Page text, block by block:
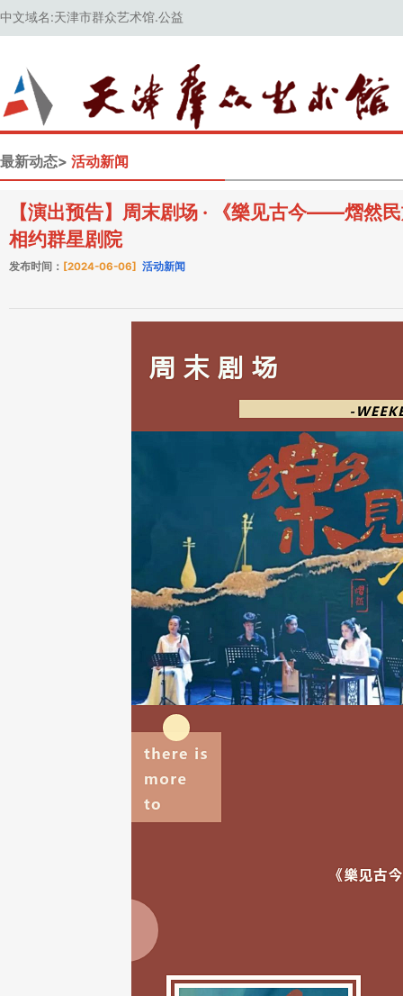
中文域名:天津市群众艺术馆.公益
最新动态> 活动新闻
【演出预告】周末剧场 · 《樂见古今——熠然
相约群星剧院
发布时间： [2024-06-06] 活动新闻